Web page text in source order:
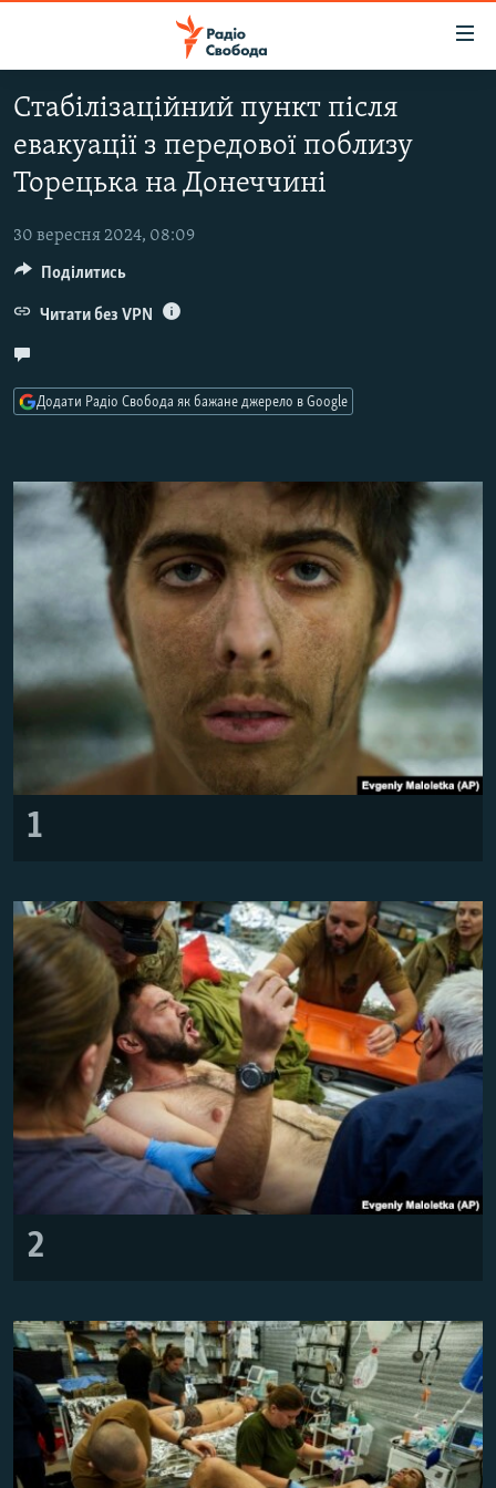
Перейти
до
основного
матеріалу
Перейти
до
навігації
Перейти
пошуку
РАДІО СВОБОДА – 70 РОКІВ
ВСЕ ЗА ДОБУ
СТАТТІ
ПОЛІТИКА
ЕКОНОМІКА
СУСПІЛЬСТВО
СПОРТ
ВІЙНА
РОСІЙСЬКА «ФІЛЬТРАЦІЯ»
ДОНБАС.РЕАЛІЇ
КРИМ.РЕАЛІЇ
ТИ ЯК?
КИТАЙ.ВИКЛИКИ
МУЛЬТИМЕДІА
СПЕЦПРОЄКТИ
ПОДКАСТИ
КРИМ РЕАЛІЇ
Усі сайти RFE/RL
Стабілізаційний пункт після
евакуації з передової поблизу
Торецька на Донеччині
30 вересня 2024, 08:09
1
2
Поділитись
Читати без VPN
Додати Радіо Свобода як бажане джерело в Google